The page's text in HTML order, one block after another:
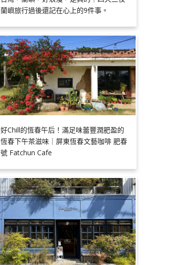
蘭嶼旅行過後還記在心上的9件事。
好Chill的恆春午后！滿足味蕾豐潤肥盈的
恆春下午茶滋味｜屏東恆春文藝咖啡 肥春
號 Fatchun Cafe